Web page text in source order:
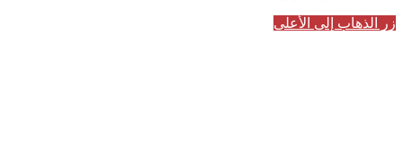
زر الذهاب إلى الأعلى